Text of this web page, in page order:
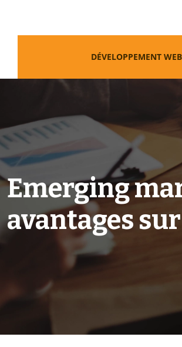
DÉVELOPPEMENT WEB
Emerging
avantages